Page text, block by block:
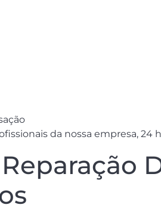
da nossa empresa, 24